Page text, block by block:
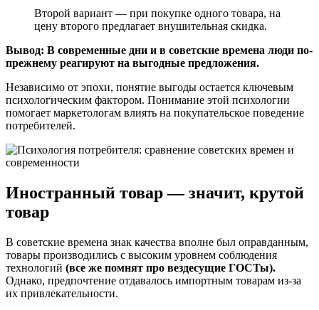
Второй вариант — при покупке одного товара, на
цену второго предлагает внушительная скидка.
Вывод: В современные дни и в советские времена люди по-
прежнему реагируют на выгодные предложения.
Независимо от эпохи, понятие выгоды остается ключевым
психологическим фактором. Понимание этой психологии
помогает маркетологам влиять на покупательское поведение
потребителей.
Иностранный товар — значит, крутой
товар
В советские времена знак качества вполне был оправданным,
товары производились с высоким уровнем соблюдения
технологий (все же помнят про вездесущие ГОСТы).
Однако, предпочтение отдавалось импортным товарам из-за
их привлекательности.